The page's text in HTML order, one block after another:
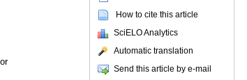
How to cite this article
SciELO Analytics
Automatic translation
Send this article by e-mail